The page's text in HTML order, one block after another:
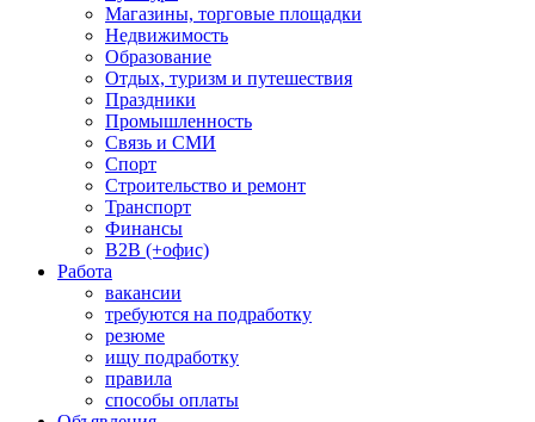
Магазины, торговые площадки
Недвижимость
Образование
Отдых, туризм и путешествия
Праздники
Промышленность
Связь и СМИ
Спорт
Строительство и ремонт
Транспорт
Финансы
B2B (+офис)
Работа
вакансии
требуются на подработку
резюме
ищу подработку
правила
способы оплаты